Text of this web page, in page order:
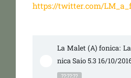
https://twitter.com/
La Malet (A) fonica:
nica Saio 5.3 16/10/
??:??:??